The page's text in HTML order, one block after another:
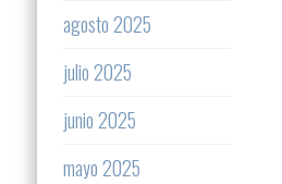
agosto 2025
julio 2025
junio 2025
mayo 2025